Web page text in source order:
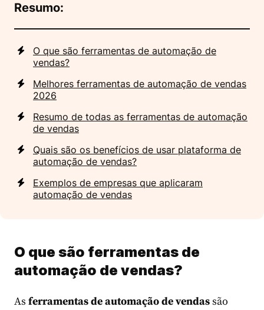
Resumo:
O que são ferramentas de automação de
vendas?
Melhores ferramentas de automação de vendas
2026
Resumo de todas as ferramentas de automação
de vendas
Quais são os benefícios de usar plataforma de
automação de vendas?
Exemplos de empresas que aplicaram
automação de vendas
O que são ferramentas de
automação de vendas?
As ferramentas de automação de vendassão